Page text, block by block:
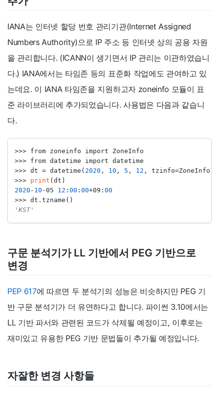
IANA는 인터넷 할당 번호 관리기관(Internet Assigned
Numbers Authority)으로 IP 주소 등 인터넷 상의 공용 자원
을 관리합니다. (ICANN이 생기면서 IP 관리는 이관하였습니
다.) IANA에서는 타임존 등의 표준화 작업에도 관여하고 있
는데요. 이 IANA 타임존을 지원하고자 zoneinfo 모듈이 표
준 라이브러리에 추가되었습니다. 사용법은 다음과 같습니
다.
>>> from zoneinfo import ZoneInfo
>>> from datetime import datetime
>>> dt = datetime( 2020 , 10 , 5 , 12 , tzinfo=ZoneInfo(
>>> print (dt)
2020 - 10 -05 12 : 00 : 00+09: 00
>>> dt.tzname()
'KST'
구문 분석기가 LL 기반에서 PEG 기반으로
변경
PEP 617에 따르면 두 분석기의 성능은 비슷하지만 PEG 기
반 구문 분석기가 더 유연하다고 합니다. 파이썬 3.10에서는
LL 기반 파서와 관련된 코드가 삭제될 예정이고, 이후로는
재미있고 유용한 PEG 기반 문법들이 추가될 예정입니다.
자잘한 변경 사항들